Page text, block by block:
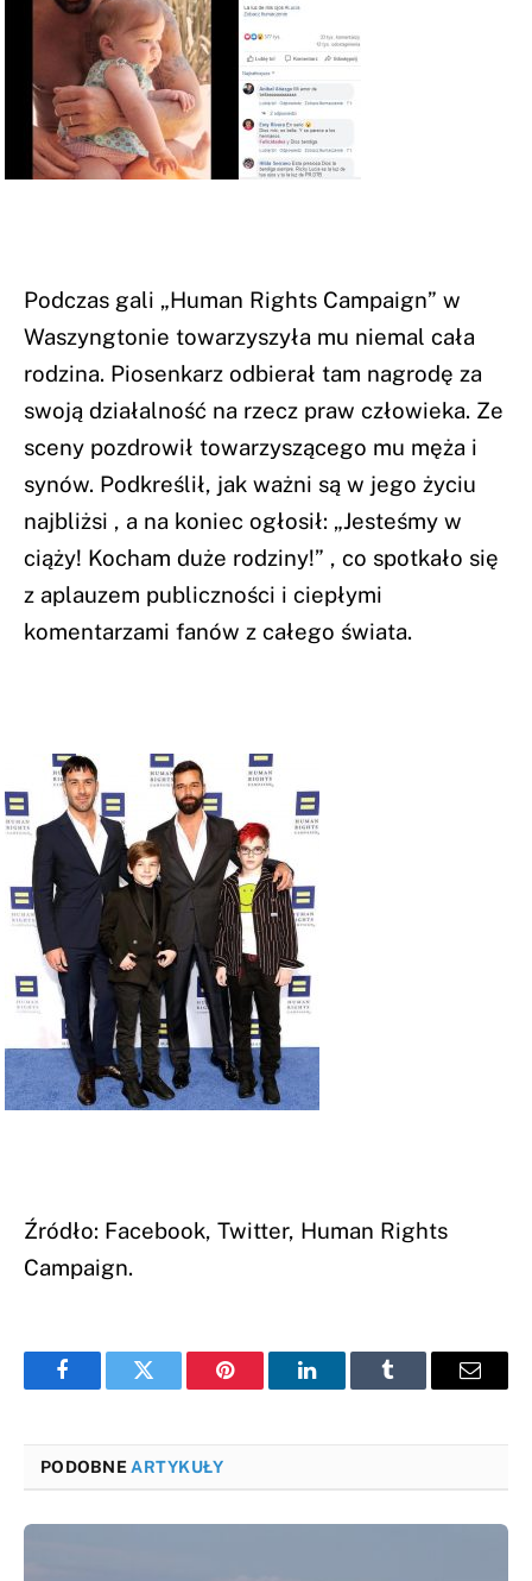
Podczas gali „Human Rights Campaign” w
Waszyngtonie towarzyszyła mu niemal cała
rodzina. Piosenkarz odbierał tam nagrodę za
swoją działalność na rzecz praw człowieka. Ze
sceny pozdrowił towarzyszącego mu męża i
synów. Podkreślił, jak ważni są w jego życiu
najbliżsi , a na koniec ogłosił: „Jesteśmy w
ciąży! Kocham duże rodziny!” , co spotkało się
z aplauzem publiczności i ciepłymi
komentarzami fanów z całego świata.
Źródło: Facebook, Twitter, Human Rights
Campaign.
FacebookTwitter Pinterest LinkedInTumblr Email
PODOBNE ARTYKUŁY